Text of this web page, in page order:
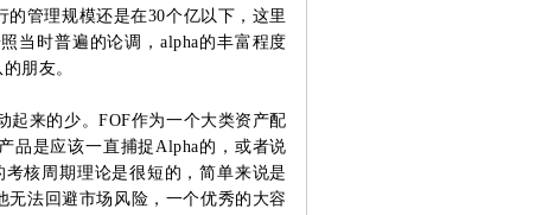
管理规模还是在30个亿以下，这里
当时普遍的论调，alpha的丰富程度
朋友。
起来的少。FOF作为一个大类资产配
品是应该一直捕捉Alpha的，或者说
考核周期理论是很短的，简单来说是
法回避市场风险，一个优秀的大容